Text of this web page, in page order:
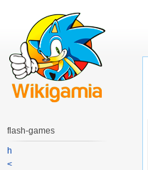
flash-games
h
<